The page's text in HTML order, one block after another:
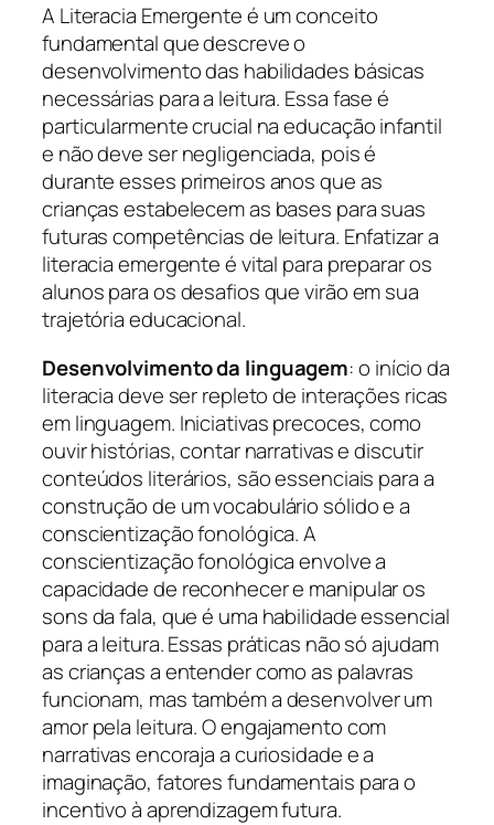
A Literacia Emergente é um conceito
fundamental que descreve o
desenvolvimento das habilidades básicas
necessárias para a leitura. Essa fase é
particularmente crucial na educação infantil
e não deve ser negligenciada, pois é
durante esses primeiros anos que as
crianças estabelecem as bases para suas
futuras competências de leitura. Enfatizar a
literacia emergente é vital para preparar os
alunos para os desafios que virão em sua
trajetória educacional.
Desenvolvimento da linguagem: o início da
literacia deve ser repleto de interações ricas
em linguagem. Iniciativas precoces, como
ouvir histórias, contar narrativas e discutir
conteúdos literários, são essenciais para a
construção de um vocabulário sólido e a
conscientização fonológica. A
conscientização fonológica envolve a
capacidade de reconhecer e manipular os
sons da fala, que é uma habilidade essencial
para a leitura. Essas práticas não só ajudam
as crianças a entender como as palavras
funcionam, mas também a desenvolver um
amor pela leitura. O engajamento com
narrativas encoraja a curiosidade e a
imaginação, fatores fundamentais para o
incentivo à aprendizagem futura.